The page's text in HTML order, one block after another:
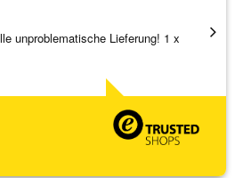
unproblematische Lieferung! 1 x